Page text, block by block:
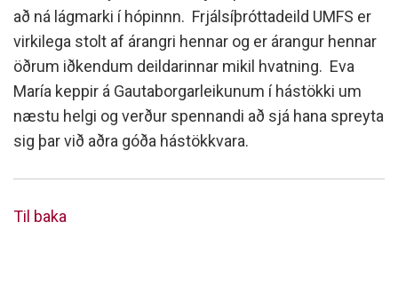
að ná lágmarki í hópinnn. Frjálsíþróttadeild UMFS er
virkilega stolt af árangri hennar og er árangur hennar
öðrum iðkendum deildarinnar mikil hvatning. Eva
María keppir á Gautaborgarleikunum í hástökki um
næstu helgi og verður spennandi að sjá hana spreyta
sig þar við aðra góða hástökkvara.
Til baka